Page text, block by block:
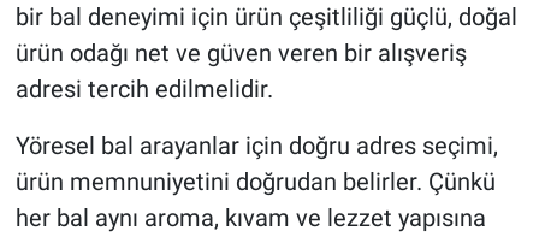
bir bal deneyimi için ürün çeşitliliği güçlü, doğal
ürün odağı net ve güven veren bir alışveriş
adresi tercih edilmelidir.
Yöresel bal arayanlar için doğru adres seçimi,
ürün memnuniyetini doğrudan belirler. Çünkü
her bal aynı aroma, kıvam ve lezzet yapısına